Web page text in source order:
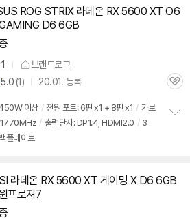
기
ROG STRIX 라데온 RX 5600 XT O6
D6 6GB
1 브랜드로그
5.0 (상
리
뷰
1) 20.01. 등록
관
이상 / 전원 포트: 6핀 x1 + 8핀 x1 / 가로
1770MHz / 출력단자: DP1.4, HDMI2.0 / 3
백플레이트
기
라데온 RX 5600 XT 게이밍 X D6 6GB
프로져7